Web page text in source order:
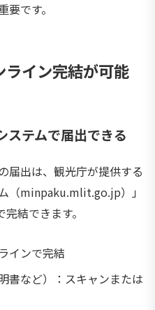
です。
イン完結が可能
ステムで届出できる
届出は、観光庁が提供する
（minpaku.mlit.go.jp）」
結できます。
インで完結
書など）：スキャンまたは